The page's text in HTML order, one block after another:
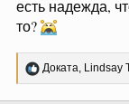
есть надежда,
то?
Р
е
Доката, Lindsay